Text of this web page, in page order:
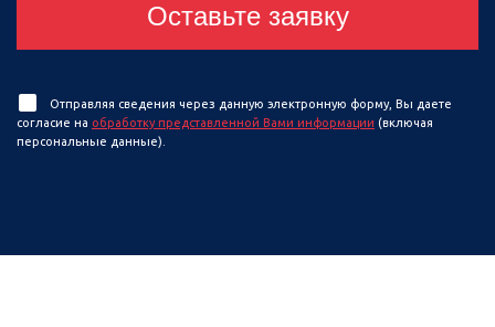
Оставьте заявку
Отправляя сведения через данную электронную форму, Вы даете
согласие на обработку представленной Вами информации (включая
персональные данные).